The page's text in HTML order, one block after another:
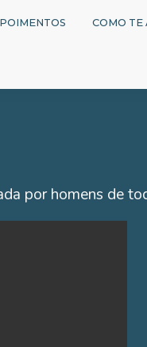
COMO TE
por homens de